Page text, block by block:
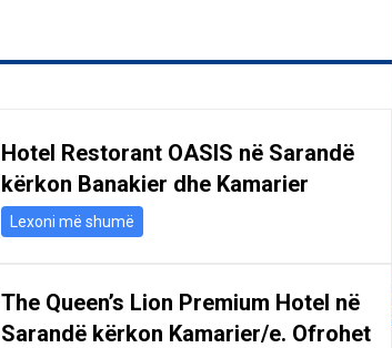
Hotel Restorant OASIS në Sarandë
kërkon Banakier dhe Kamarier
Lexoni më shumë
The Queen’s Lion Premium Hotel në
Sarandë kërkon Kamarier/e. Ofrohet